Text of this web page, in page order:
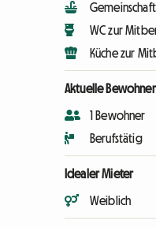
WC zur
Küche zur
Aktuelle
1 Bewohner
Berufstätig
Idealer Mieter
Weiblich